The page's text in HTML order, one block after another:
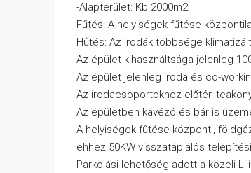
-Alapterület: Kb 2000m2
Fűtés: A helyiségek fűtése
Hűtés: Az irodák többsége
Az épület kihasználtsága jelenleg
Az épület jelenleg iroda és co-
Az irodacsoportokhoz előtér,
Az épületben kávézó és bár is
A helyiségek fűtése központi,
ehhez 50KW visszatáplálós
Parkolási lehetőség adott a közeli